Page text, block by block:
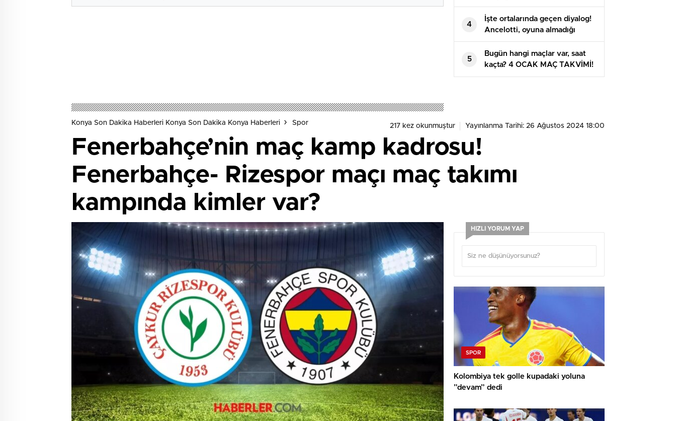
giren Arda yeniden baht
bulamadı
4
İşte ortalarında geçen diyalog!
Ancelotti, oyuna almadığı
Arda’yı maç sonu soyunma
odasına çekti
5
Bugün hangi maçlar var, saat
kaçta? 4 OCAK MAÇ TAKVİMİ!
Bu akşam maç var mı?
Konya Son Dakika Haberleri Konya Son Dakika Konya Haberleri Spor 217 kez okunmuştur Yayınlanma Tarihi: 26 Ağustos 2024 18:00
Fenerbahçe’nin maç kamp kadrosu!
Fenerbahçe- Rizespor maçı maç takımı
kampında kimler var?
HIZLI YORUM YAP
SPOR
Kolombiya tek golle kupadaki yoluna
”devam” dedi